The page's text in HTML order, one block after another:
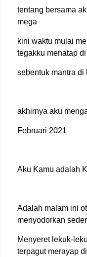
tentang bersama
mega
kini waktu mulai
tegakku menatap
sebentuk mantra
akhirnya aku
Februari 2021
Aku Kamu adalah
Adalah malam ini
menyodorkan
Menyeret lekuk-
terpagut merayap